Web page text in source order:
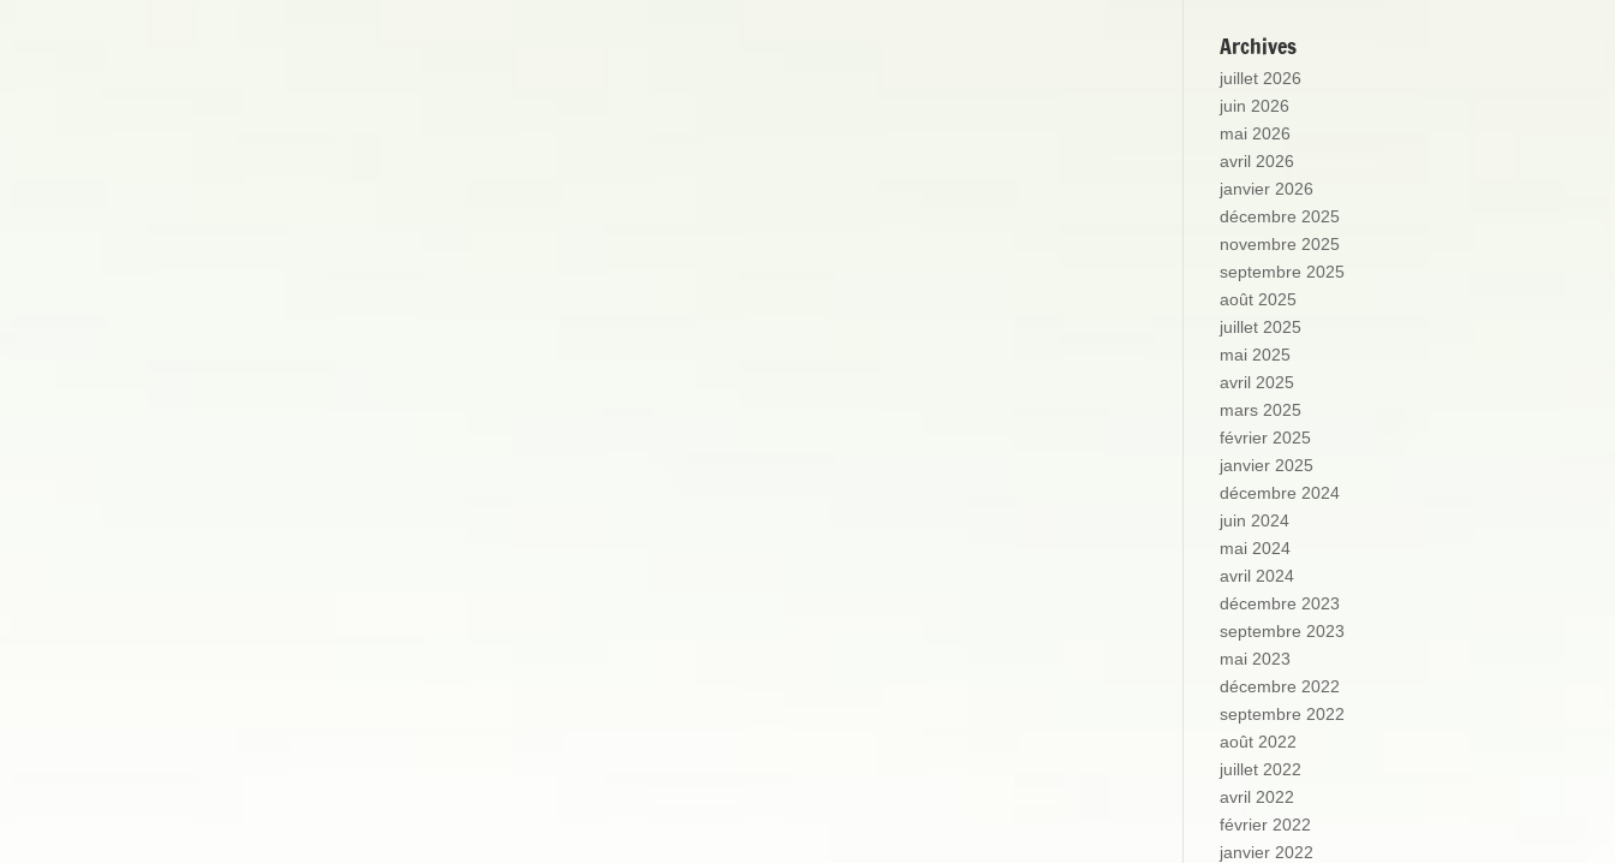
Archives
juillet 2026
juin 2026
mai 2026
avril 2026
janvier 2026
décembre 2025
novembre 2025
septembre 2025
août 2025
juillet 2025
mai 2025
avril 2025
mars 2025
février 2025
janvier 2025
décembre 2024
juin 2024
mai 2024
avril 2024
décembre 2023
septembre 2023
mai 2023
décembre 2022
septembre 2022
août 2022
juillet 2022
avril 2022
février 2022
janvier 2022